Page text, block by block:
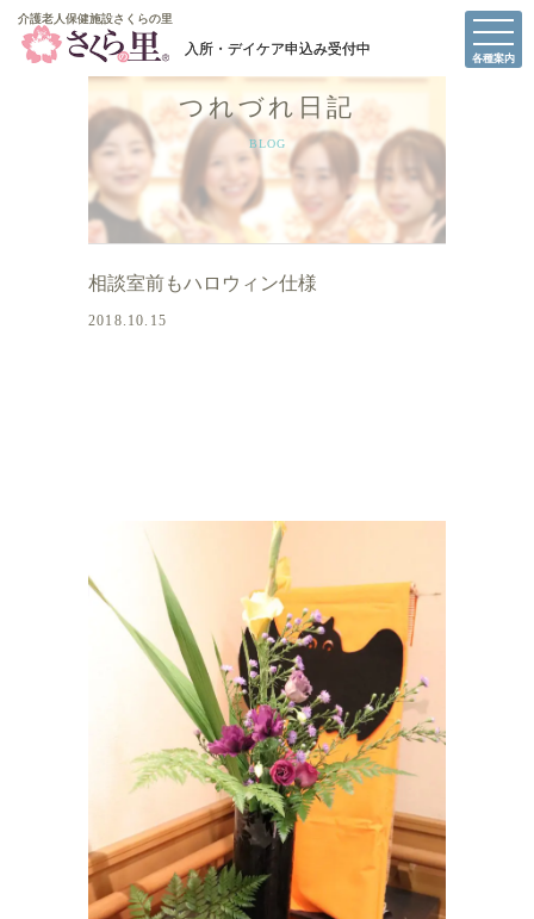
各種案内
介護老人保健施設さくらの里
介護老人保健施設さくらの里
つれづれ日記
BLOG
相談室前もハロウィン仕様
2018.10.15